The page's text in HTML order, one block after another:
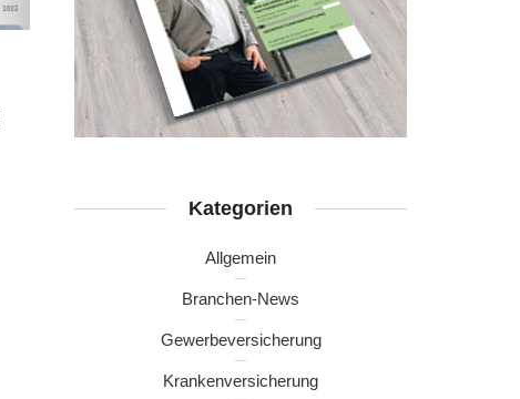
Kategorien
Allgemein
Branchen-News
Gewerbeversicherung
Krankenversicherung